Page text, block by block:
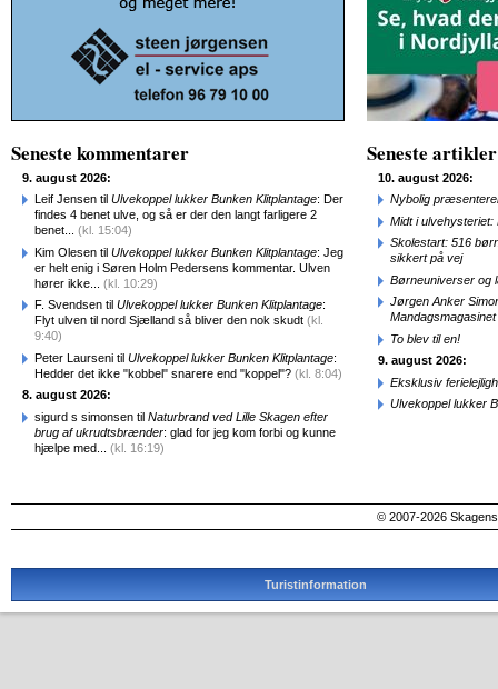
Seneste kommentarer
9. august 2026:
Leif Jensen til Ulvekoppel lukker Bunken Klitplantage: Der
findes 4 benet ulve, og så er der den langt farligere 2
benet... (kl. 15:04)
Kim Olesen til Ulvekoppel lukker Bunken Klitplantage: Jeg
er helt enig i Søren Holm Pedersens kommentar. Ulven
hører ikke... (kl. 10:29)
F. Svendsen til Ulvekoppel lukker Bunken Klitplantage:
Flyt ulven til nord Sjælland så bliver den nok skudt (kl.
9:40)
Peter Laurseni til Ulvekoppel lukker Bunken Klitplantage:
Hedder det ikke "kobbel" snarere end "koppel"? (kl. 8:04)
8. august 2026:
sigurd s simonsen til Naturbrand ved Lille Skagen efter
brug af ukrudtsbrænder: glad for jeg kom forbi og kunne
hjælpe med... (kl. 16:19)
Seneste artikler
10. august 2026:
Nybolig
Midt i
Skolestart: 516
sikkert på vej
Børneuniverser og
Jørgen Anker
Mandagsmagasinet
To blev til en!
9. august 2026:
Eksklusiv
Ulvekoppel lukker
© 2007-2026
Turistinformation